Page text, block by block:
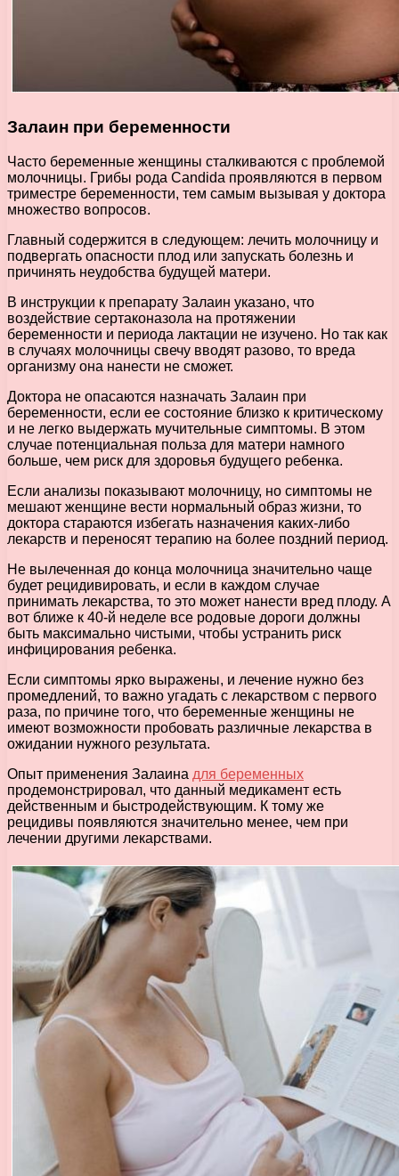
Залаин при беременности
Часто беременные женщины сталкиваются с проблемой
молочницы. Грибы рода Candida проявляются в первом
триместре беременности, тем самым вызывая у доктора
множество вопросов.
Главный содержится в следующем: лечить молочницу и
подвергать опасности плод или запускать болезнь и
причинять неудобства будущей матери.
В инструкции к препарату Залаин указано, что
воздействие сертаконазола на протяжении
беременности и периода лактации не изучено. Но так как
в случаях молочницы свечу вводят разово, то вреда
организму она нанести не сможет.
Доктора не опасаются назначать Залаин при
беременности, если ее состояние близко к критическому
и не легко выдержать мучительные симптомы. В этом
случае потенциальная польза для матери намного
больше, чем риск для здоровья будущего ребенка.
Если анализы показывают молочницу, но симптомы не
мешают женщине вести нормальный образ жизни, то
доктора стараются избегать назначения каких-либо
лекарств и переносят терапию на более поздний период.
Не вылеченная до конца молочница значительно чаще
будет рецидивировать, и если в каждом случае
принимать лекарства, то это может нанести вред плоду. А
вот ближе к 40-й неделе все родовые дороги должны
быть максимально чистыми, чтобы устранить риск
инфицирования ребенка.
Если симптомы ярко выражены, и лечение нужно без
промедлений, то важно угадать с лекарством с первого
раза, по причине того, что беременные женщины не
имеют возможности пробовать различные лекарства в
ожидании нужного результата.
Опыт применения Залаина для беременных
продемонстрировал, что данный медикамент есть
действенным и быстродействующим. К тому же
рецидивы появляются значительно менее, чем при
лечении другими лекарствами.